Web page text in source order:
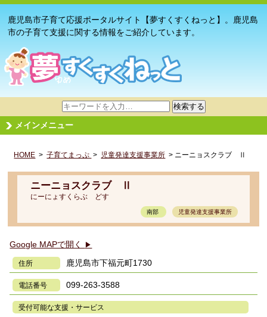
鹿児島市子育て応援ポータルサイト【夢すくすくねっと】。鹿児島
市の子育て支援に関する情報をご紹介しています。
サ
イ
ト
検
検索する
メインメニュー
HOME >子育てまっぷ > 児童発達支援事業所 > ニーニョスクラブ Ⅱ
ニーニョスクラブ Ⅱ
にーにょすくらぶ どす
南部 児童発達支援事業所
Google MAPで開く ▶
住所 鹿児島市下福元町1730
電話番号 099-263-3588
受付可能な支援・サービス